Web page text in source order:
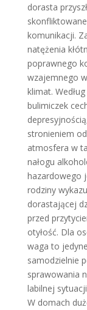
dorasta
komunikacji.
natężenia
poprawnego
wzajemnego
klimat.
bulimiczek
stronieniem
atmosfera w
nałogu
hazardowego
rodziny
dorastającej
przed
otyłość. Dla
waga to
samodzielnie
sprawowania
labilnej
W domach